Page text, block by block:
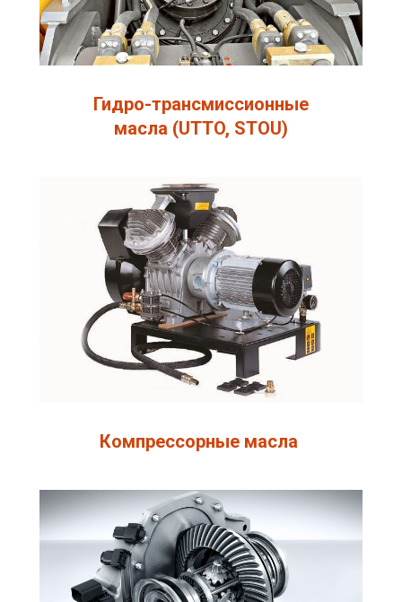
Гидро-трансмиссионные
масла (UTTO, STOU)
Компрессорные масла